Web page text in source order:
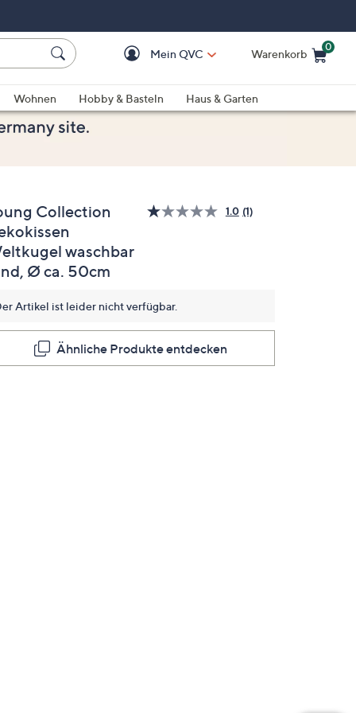
Mein QVC Warenkorb
0
Wohnen Hobby & Basteln
Haus & Garten
Collection
waschbar
Ø ca. 50cm
1.0 Bewertung
(1)
Artikel ist leider nicht verfügbar.
Ähnliche Produkte entdecken